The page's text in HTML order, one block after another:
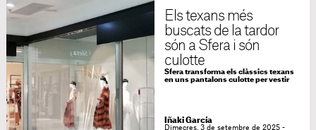
Els texans més
buscats de la tardor
són a Sfera i són
culotte
Sfera transforma els clàssics texans
en uns pantalons culotte per vestir
Iñaki García
Dimecres, 3 de setembre de 2025 -